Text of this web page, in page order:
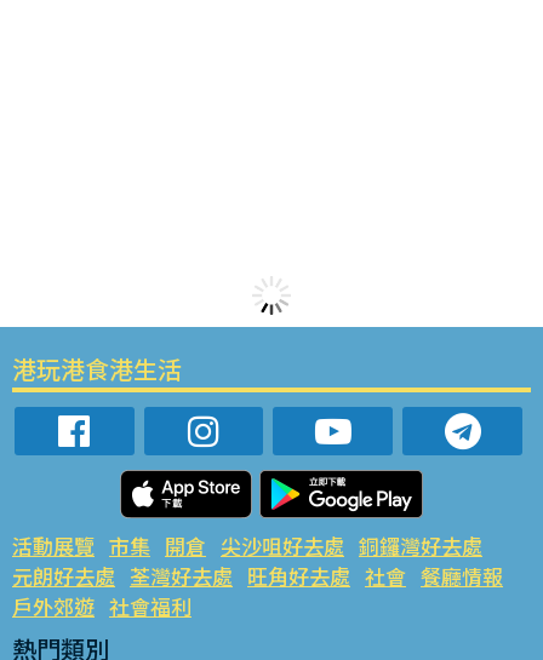
港玩港食港生活
活動展覽 市集 開倉 尖沙咀好去處 銅鑼灣好去處
元朗好去處 荃灣好去處 旺角好去處 社會 餐廳情報
戶外郊遊 社會福利
熱門類別